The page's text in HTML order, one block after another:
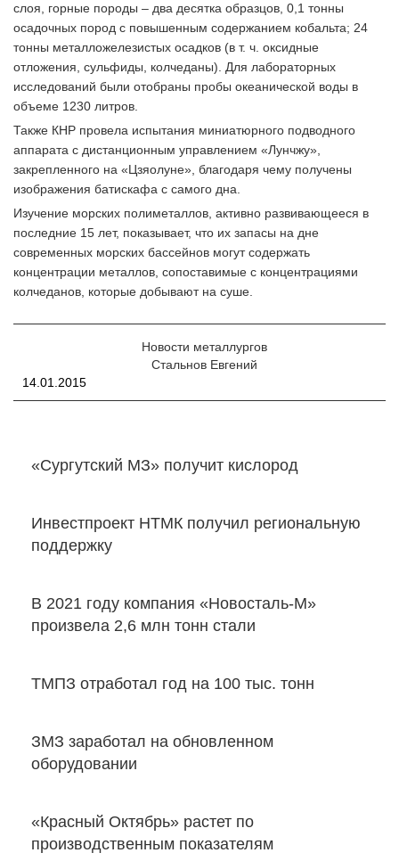
слоя, горные породы – два десятка образцов, 0,1 тонны
осадочных пород с повышенным содержанием кобальта; 24
тонны металложелезистых осадков (в т. ч. оксидные
отложения, сульфиды, колчеданы). Для лабораторных
исследований были отобраны пробы океанической воды в
объеме 1230 литров.
Также КНР провела испытания миниатюрного подводного
аппарата с дистанционным управлением «Лунчжу»,
закрепленного на «Цзяолуне», благодаря чему получены
изображения батискафа с самого дна.
Изучение морских полиметаллов, активно развивающееся в
последние 15 лет, показывает, что их запасы на дне
современных морских бассейнов могут содержать
концентрации металлов, сопоставимые с концентрациями
колчеданов, которые добывают на суше.
Новости металлургов
Стальнов Евгений
14.01.2015
«Сургутский МЗ» получит кислород
Инвестпроект НТМК получил региональную
поддержку
В 2021 году компания «Новосталь-М»
произвела 2,6 млн тонн стали
ТМПЗ отработал год на 100 тыс. тонн
ЗМЗ заработал на обновленном
оборудовании
«Красный Октябрь» растет по
производственным показателям